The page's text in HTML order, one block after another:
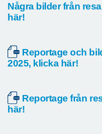
Några bilder från
här!
Reportage och
2025, klicka här!
Reportage från
här!